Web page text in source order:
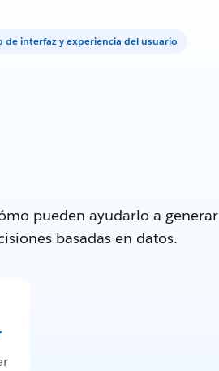
de interfaz y experiencia del usuario
pueden ayudarlo a generar
basadas en datos.